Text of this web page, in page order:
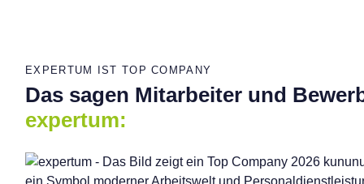
EXPERTUM IST TOP COMPANY
Das sagen Mitarbeiter und
expertum: